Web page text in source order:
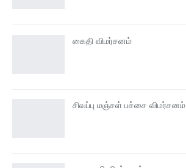
கைதி விமர்சனம்
சிவப்பு மஞ்சள் பச்சை விமர்சனம்